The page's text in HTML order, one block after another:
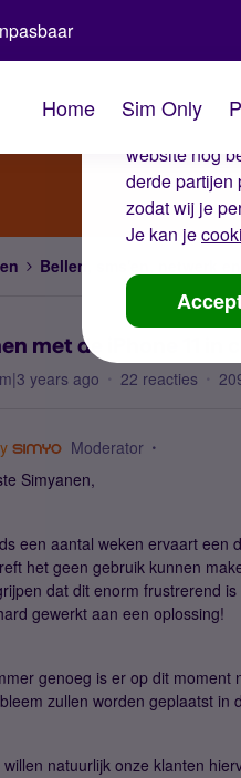
De
Wij
website nog
derde partijen
zodat wij je
Je kan je
Home Sim Only
Bellen, sms'en, netwerk
met de iPhone 11 in
years ago 22 reacties
Moderator
Simyanen,
een aantal weken ervaart een
het geen gebruik kunnen
dat dit enorm frustrerend
gewerkt aan een oplossing!
genoeg is er op dit moment
zullen worden geplaatst in
willen natuurlijk onze klanten